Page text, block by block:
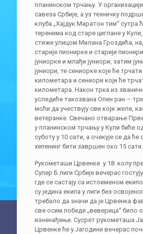
планинском трчању. У
савеза Србије, а уз техничку
клуба „Хајдук Маратон тим“ сутра
теренима код старе циглане у
стиже улицом Милана Гроздића,
старије пионирке и старији
јуниорке и млађи јуниори, затим
јуниори, те сениорке које ће
километара и сениори који ће
километара. Након трка из
уследиће такозвана Опен ран –
моћи да учествују сви који желе,
ветеранке. Свечано отварање
у планинском трчању у Кули биће
суботу у 10 сати, а очекује се да ће
хепенинг бити завршен око 15 сати.
Рукометаши Црвенке у 18. колу
Супер Б лиги Србије вечерас
где се састају са истоименом
су једина екипа у лиги без
требало да значи да је Црвенка
све осим победе „веверица“ било
изненађење. Сусрет рукометаша
Црвенке ће у Јагодини вечерас